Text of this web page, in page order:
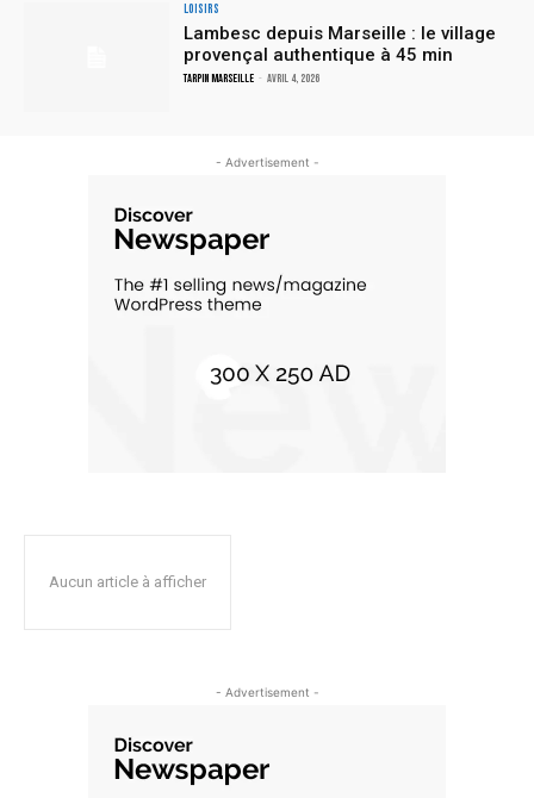
Loisirs
Lambesc depuis Marseille : le village
provençal authentique à 45 min
TARPIN MARSEILLE - avril 4, 2026
- Advertisement -
Aucun article à afficher
- Advertisement -